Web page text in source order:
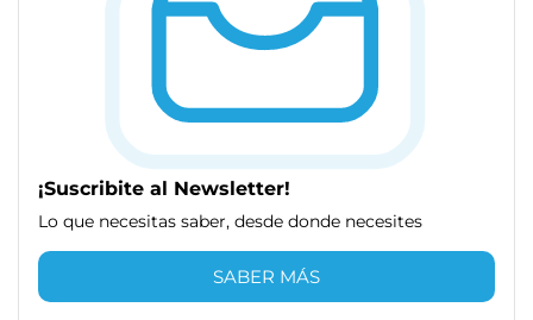
¡Suscribite al Newsletter!
Lo que necesitas saber, desde donde necesites
SABER MÁS